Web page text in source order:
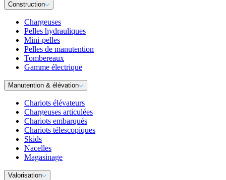
Construction
Chargeuses
Pelles hydrauliques
Mini-pelles
Pelles de manutention
Tombereaux
Gamme électrique
Manutention & élévation
Chariots élévateurs
Chargeuses articulées
Chariots embarqués
Chariots télescopiques
Skids
Nacelles
Magasinage
Valorisation